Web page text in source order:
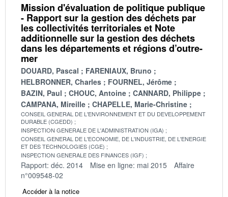
Mission d'évaluation de politique publique
- Rapport sur la gestion des déchets par
les collectivités territoriales et Note
additionnelle sur la gestion des déchets
dans les départements et régions d’outre-
mer
DOUARD, Pascal
FARENIAUX, Bruno
HELBRONNER, Charles
FOURNEL, Jérôme
BAZIN, Paul
CHOUC, Antoine
CANNARD, Philippe
CAMPANA, Mireille
CHAPELLE, Marie-Christine
CONSEIL GENERAL DE L'ENVIRONNEMENT ET DU DEVELOPPEMENT
DURABLE (CGEDD)
INSPECTION GENERALE DE L'ADMINISTRATION (IGA)
CONSEIL GENERAL DE L'ECONOMIE, DE L'INDUSTRIE, DE L'ENERGIE
ET DES TECHNOLOGIES (CGE)
INSPECTION GENERALE DES FINANCES (IGF)
Rapport: déc. 2014 Mise en ligne: mai 2015
Affaire
n°009548-02
Accéder à la notice